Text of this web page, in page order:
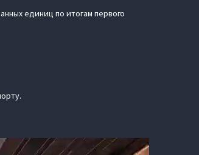
единиц по итогам первого